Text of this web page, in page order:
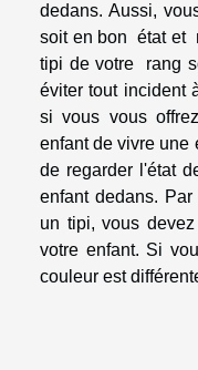
dedans. Aussi,
soit en bon état et
tipi de votre rang
éviter tout incident
si vous vous
enfant de vivre une
de regarder l'état
enfant dedans.
un tipi, vous
votre enfant. Si
couleur est